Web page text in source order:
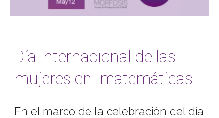
Día internacional de las
mujeres en matemáticas
En el marco de la celebración del día